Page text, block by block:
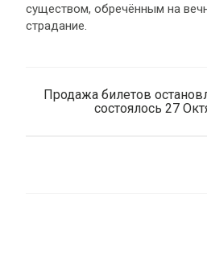
существом, обречённым на
страдание.
Продажа билетов
состоялось 27